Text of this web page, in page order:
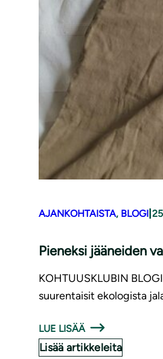
AJANKOHTAISTA, BLOGI
Pieneksi jääneiden
KOHTUUSKLUBIN
suurentaisit ekologista
LUE LISÄÄ
Lisää artikkeleita